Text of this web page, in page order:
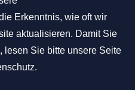
Erkenntnis, wie oft wir
aktualisieren. Damit Sie
lesen Sie bitte unsere Seite
.